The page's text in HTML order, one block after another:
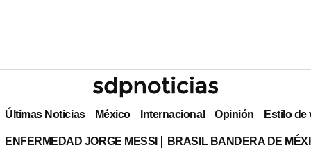
Últimas Noticias México Internacional Opinión Estilo de
ENFERMEDAD JORGE MESSI BRASIL BANDERA DE